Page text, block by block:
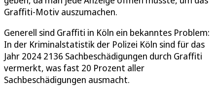
Graffiti-Motiv auszumachen.
Generell sind Graffiti in Köln ein bekanntes Problem:
In der Kriminalstatistik der Polizei Köln sind für das
Jahr 2024 2136 Sachbeschädigungen durch Graffiti
vermerkt, was fast 20 Prozent aller
Sachbeschädigungen ausmacht.